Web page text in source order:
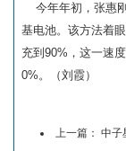
今年年初，张惠刚
基电池。该方法着
充到90%，这一速
0%。（刘霞）
上一篇： 中子